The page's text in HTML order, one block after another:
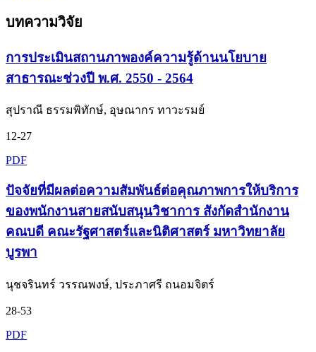
บทความวิจัย
การประเมินสถานภาพองค์ความรู้ด้านนโยบาย
สาธารณะช่วงปี พ.ศ. 2550 - 2564
สุปราณี ธรรมพิทักษ์, อุษณากร ทาวะรมย์
12-27
PDF
ปัจจัยที่มีผลต่อความสัมพันธ์ต่อคุณภาพการให้บริการ
ของพนักงานสายสนับสนุนวิชาการ สังกัดสำนักงาน
คณบดี คณะรัฐศาสตร์และนิติศาสตร์ มหาวิทยาลัย
บูรพา
นุชจรินทร์ วรรณพงษ์, ประภาศรี ถนอมจิตร์
28-53
PDF